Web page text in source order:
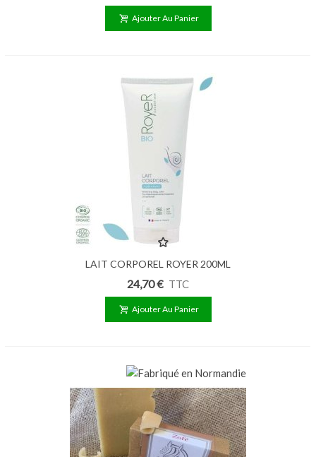
Ajouter Au Panier
LAIT CORPOREL ROYER 200ML
24,70 € TTC
Ajouter Au Panier